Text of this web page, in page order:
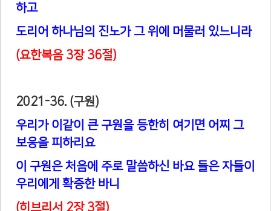
하고
도리어 하나님의 진노가 그 위에 머물러 있느니라
(요한복음 3장 36절)
2021-36. (구원)
우리가 이같이 큰 구원을 등한히 여기면 어찌 그
보응을 피하리요
이 구원은 처음에 주로 말씀하신 바요 들은 자들이
우리에게 확증한 바니
(히브리서 2장 3절)